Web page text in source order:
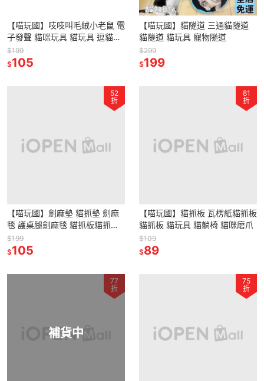
【喵玩國】吱吱叫毛絨小老鼠 電
子發聲 貓咪玩具 貓玩具 逗貓玩
具
$199
$105
【喵玩國】貓隧道 三通貓隧道
貓隧道 貓玩具 寵物隧道
$299
$199
52
折
【喵玩國】劍麻墊 貓抓墊 劍麻
毯 護桌腿劍麻毯 貓抓板貓抓柱
家具保護沙發救星
$199
$105
81
折
【喵玩國】貓抓板 瓦楞紙貓抓板
貓抓板 貓玩具 貓躺椅 貓咪磨爪
$109
$89
補貨中
77
折
75
折